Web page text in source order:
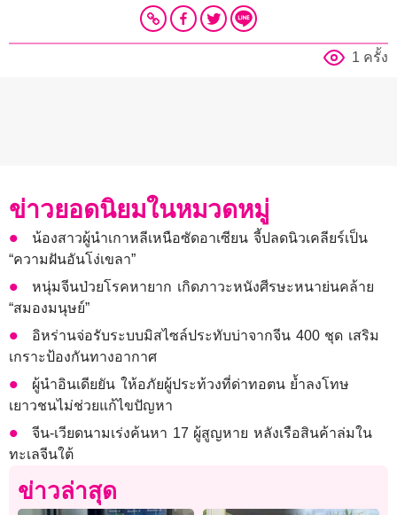
1 ครั้ง
ข่าวยอดนิยมในหมวดหมู่
น้องสาวผู้นำเกาหลีเหนือซัดอาเซียน จี้ปลดนิวเคลียร์เป็น
“ความฝันอันโง่เขลา”
หนุ่มจีนป่วยโรคหายาก เกิดภาวะหนังศีรษะหนาย่นคล้าย
“สมองมนุษย์”
อิหร่านจ่อรับระบบมิสไซล์ประทับบ่าจากจีน 400 ชุด เสริม
เกราะป้องกันทางอากาศ
ผู้นำอินเดียยัน ให้อภัยผู้ประท้วงที่ด่าทอตน ย้ำลงโทษ
เยาวชนไม่ช่วยแก้ไขปัญหา
จีน-เวียดนามเร่งค้นหา 17 ผู้สูญหาย หลังเรือสินค้าล่มใน
ทะเลจีนใต้
ข่าวล่าสุด